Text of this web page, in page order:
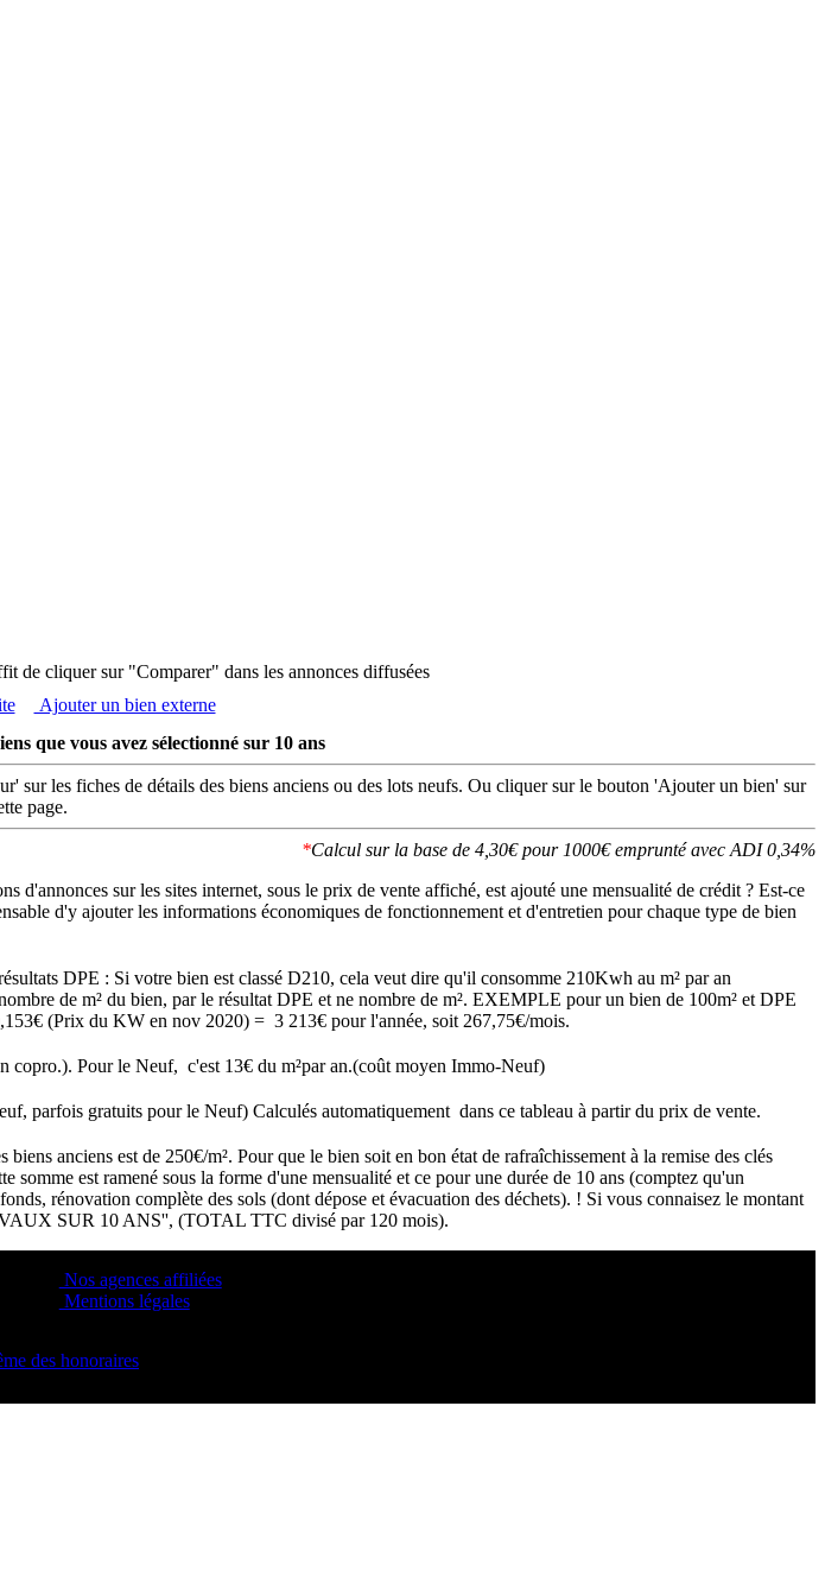
de cliquer sur "Comparer" dans les annonces diffusées
Ajouter un bien externe
que vous avez sélectionné sur 10 ans
sur les fiches de détails des biens anciens ou des lots neufs. Ou cliquer sur le bouton 'Ajouter un bien' sur
page.
*Calcul sur la base de 4,30€ pour 1000€ emprunté avec ADI 0,34%
sur les sites internet, sous le prix de vente affiché, est ajouté une mensualité de crédit ? Est-ce
d'y ajouter les informations économiques de fonctionnement et d'entretien pour chaque type de bien
DPE : Si votre bien est classé D210, cela veut dire qu'il consomme 210Kwh au m² par an
de m² du bien, par le résultat DPE et ne nombre de m². EXEMPLE pour un bien de 100m² et DPE
(Prix du KW en nov 2020) = 3 213€ pour l'année, soit 267,75€/mois.
copro.). Pour le Neuf, c'est 13€ du m²par an.(coût moyen Immo-Neuf)
parfois gratuits pour le Neuf) Calculés automatiquement dans ce tableau à partir du prix de vente.
anciens est de 250€/m². Pour que le bien soit en bon état de rafraîchissement à la remise des clés
est ramené sous la forme d'une mensualité et ce pour une durée de 10 ans (comptez qu'un
rénovation complète des sols (dont dépose et évacuation des déchets). ! Si vous connaisez le montant
SUR 10 ANS'', (TOTAL TTC divisé par 120 mois).
Nos agences affiliées
Mentions légales
des honoraires